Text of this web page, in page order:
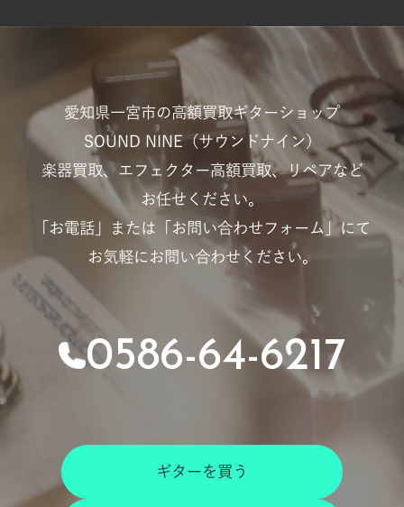
愛知県一宮市の高額買取ギターショップ
SOUND NINE（サウンドナイン）
楽器買取、エフェクター高額買取、リペアなど
お任せください。
「お電話」または「お問い合わせフォーム」にて
お気軽にお問い合わせください。
0586-64-6217
ギターを買う